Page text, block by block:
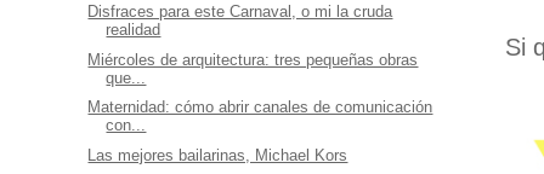
Si
Disfraces para este Carnaval, o mi la cruda
realidad
Miércoles de arquitectura: tres pequeñas obras
que...
Maternidad: cómo abrir canales de comunicación
con...
Las mejores bailarinas, Michael Kors